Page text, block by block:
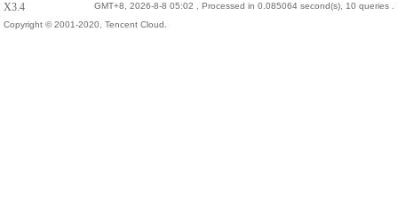
GMT+8, 2026-8-8 05:02 , Processed in 0.085064 second(s), 10 queries .
X3.4
Copyright © 2001-2020, Tencent Cloud.